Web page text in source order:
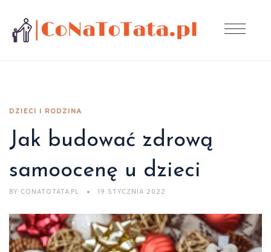
DZIECI I RODZINA
Jak budować zdrową
samoocenę u dzieci
BY CONATOTATA.PL 19 STYCZNIA 2022